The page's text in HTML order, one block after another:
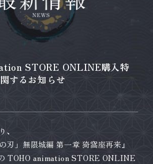
STORE ONLINE購入特
するお知らせ
、
刃」無限城編 第一章 猗窩座再来』
TOHO animation STORE ONLINE